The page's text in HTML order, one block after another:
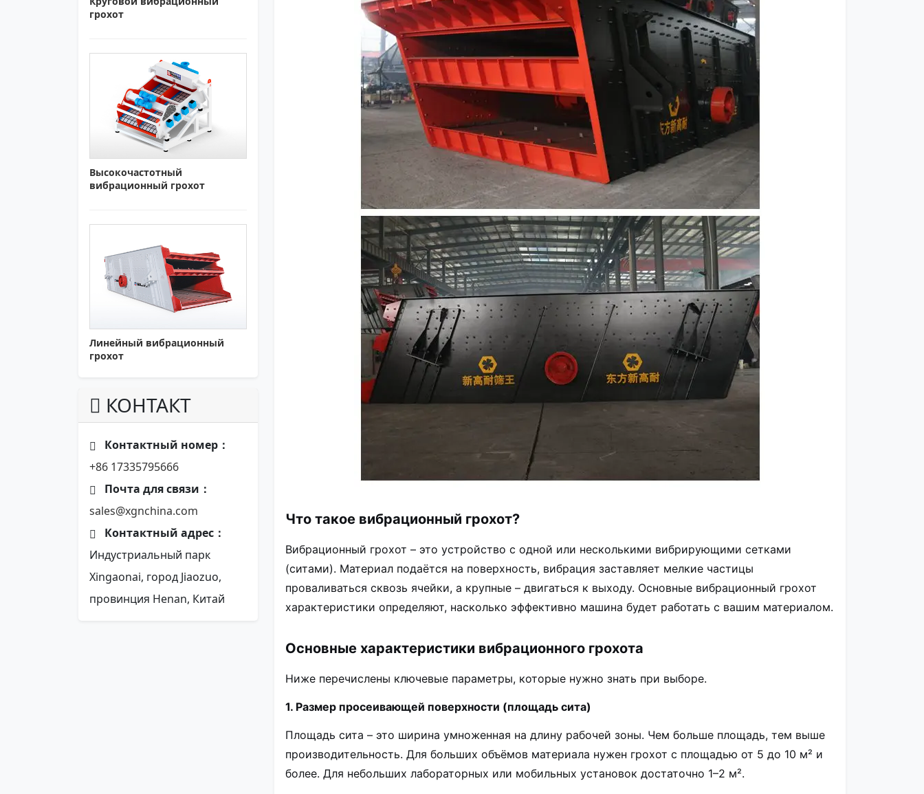
грохот
Высокочастотный
вибрационный грохот
Линейный вибрационный
грохот
КОНТАКТ
Контактный номер：
+86 17335795666
Почта для связи：
sales@xgnchina.com
Контактный адрес：
Индустриальный парк
Xingaonai, город Jiaozuo,
провинция Henan, Китай
Что такое вибрационный грохот?
Вибрационный грохот – это устройство с одной или несколькими вибрирующими сетками
(ситами). Материал подаётся на поверхность, вибрация заставляет мелкие частицы
проваливаться сквозь ячейки, а крупные – двигаться к выходу. Основные вибрационный грохот
характеристики определяют, насколько эффективно машина будет работать с вашим материалом.
Основные характеристики вибрационного грохота
Ниже перечислены ключевые параметры, которые нужно знать при выборе.
1. Размер просеивающей поверхности (площадь сита)
Площадь сита – это ширина умноженная на длину рабочей зоны. Чем больше площадь, тем выше
производительность. Для больших объёмов материала нужен грохот с площадью от 5 до 10 м² и
более. Для небольших лабораторных или мобильных установок достаточно 1–2 м².